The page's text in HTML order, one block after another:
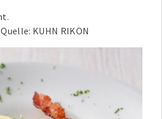
KUHN RIKON